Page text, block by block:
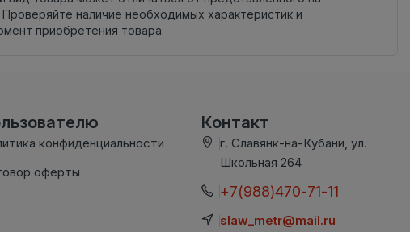
наличие необходимых характеристик и
приобретения товара.
конфиденциальности
оферты
Контакт
г. Славянк-на-Кубани, ул.
Школьная 264
+7(988)470-71-11
slaw_metr@mail.ru